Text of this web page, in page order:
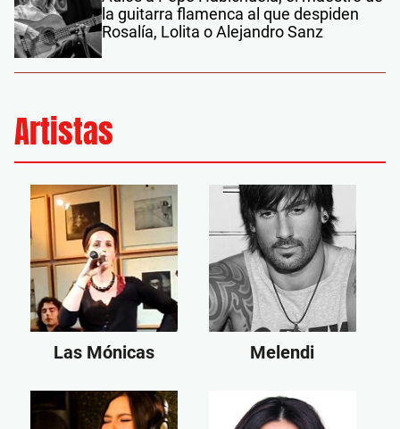
la guitarra flamenca al que despiden
Rosalía, Lolita o Alejandro Sanz
Artistas
Las Mónicas Melendi